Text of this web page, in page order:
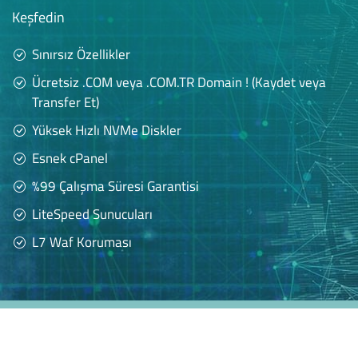
Keşfedin
Sınırsız Özellikler
Ücretsiz .COM veya .COM.TR Domain ! (Kaydet veya
Transfer Et)
Yüksek Hızlı NVMe Diskler
Esnek cPanel
%99 Çalışma Süresi Garantisi
LiteSpeed Sunucuları
L7 Waf Koruması